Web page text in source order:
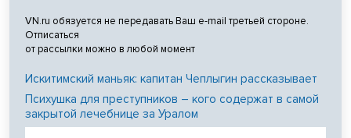
VN.ru обязуется не передавать Ваш e-mail третьей стороне.
Отписаться
от рассылки можно в любой момент
Искитимский маньяк: капитан Чеплыгин рассказывает
Психушка для преступников – кого содержат в самой
закрытой лечебнице за Уралом